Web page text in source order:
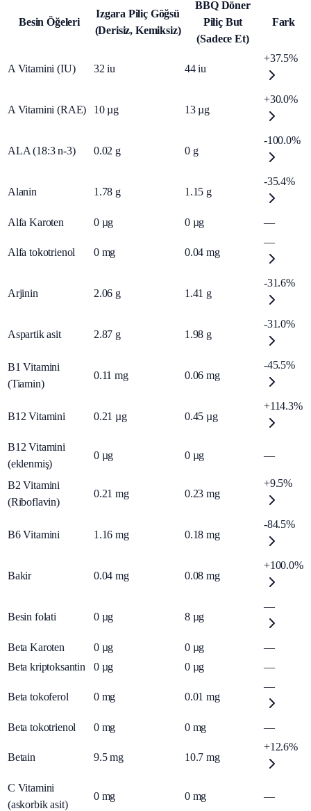
Besin Öğeleri
Izgara Piliç Göğsü
(Derisiz, Kemiksiz)
BBQ Döner
Piliç But
(Sadece Et)
Fark
A Vitamini (IU) 32 iu 44 iu
+37.5%
A Vitamini (RAE) 10 µg 13 µg
+30.0%
ALA (18:3 n-3) 0.02 g 0 g
-100.0%
Alanin 1.78 g 1.15 g
-35.4%
Alfa Karoten 0 µg 0 µg —
Alfa tokotrienol 0 mg 0.04 mg
—
Arjinin 2.06 g 1.41 g
-31.6%
Aspartik asit 2.87 g 1.98 g
-31.0%
B1 Vitamini
(Tiamin)
0.11 mg 0.06 mg
-45.5%
B12 Vitamini 0.21 µg 0.45 µg
+114.3%
B12 Vitamini
(eklenmiş)
0 µg 0 µg —
B2 Vitamini
(Riboflavin)
0.21 mg 0.23 mg
+9.5%
B6 Vitamini 1.16 mg 0.18 mg
-84.5%
Bakir 0.04 mg 0.08 mg
+100.0%
Besin folati 0 µg 8 µg
—
Beta Karoten 0 µg 0 µg
—
Beta kriptoksantin
0 µg 0 µg —
Beta tokoferol 0 mg 0.01 mg
—
Beta tokotrienol 0 mg 0 mg —
Betain 9.5 mg 10.7 mg
+12.6%
C Vitamini
(askorbik asit)
0 mg 0 mg —